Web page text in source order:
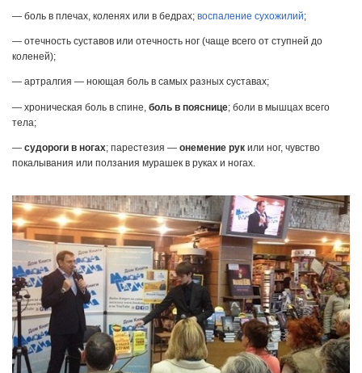
— боль в плечах, коленях или в бедрах; воспаление сухожилий;
— отечность суставов или отечность ног (чаще всего от ступней до
коленей);
— артралгия — ноющая боль в самых разных суставах;
— хроническая боль в спине, боль в пояснице; боли в мышцах всего
тела;
— судороги в ногах; парестезия — онемение рук или ног, чувство
покалывания или ползания мурашек в руках и ногах.